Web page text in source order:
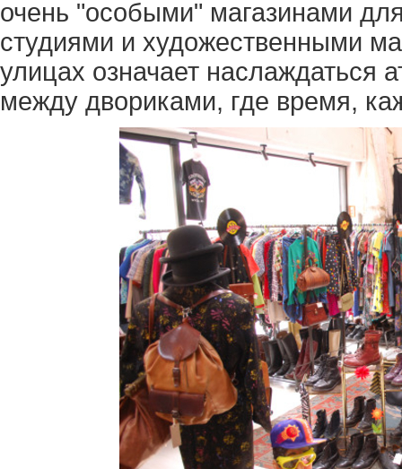
очень "особыми" магазинами
студиями и художественными
улицах означает наслаждаться
между двориками, где время,